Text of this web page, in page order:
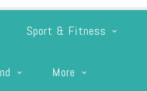
Sport & Fitness
More